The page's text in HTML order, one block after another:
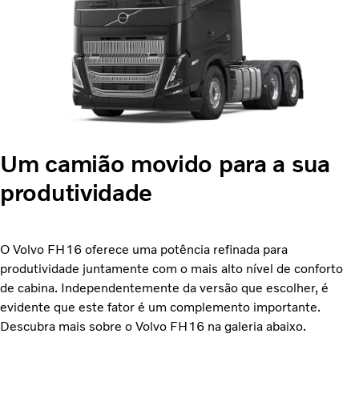
Um camião movido para a sua
produtividade
O Volvo FH16 oferece uma potência refinada para
produtividade juntamente com o mais alto nível de conforto
de cabina. Independentemente da versão que escolher, é
evidente que este fator é um complemento importante.
Descubra mais sobre o Volvo FH16 na galeria abaixo.